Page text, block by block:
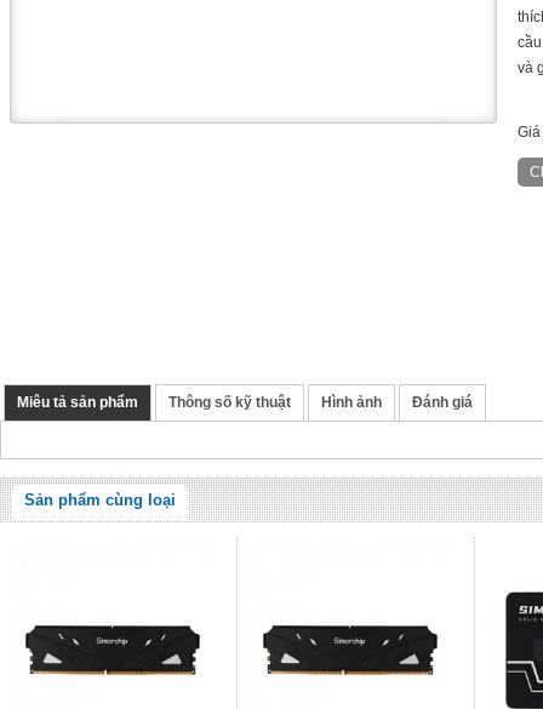
và
Miêu tả sản phẩm Thông số kỹ thuật Hình ảnh Đánh giá
Sản phẩm cùng loại